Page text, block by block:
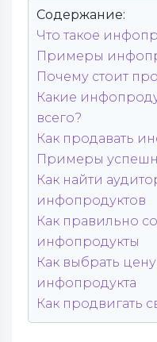
Содержание:
Что такое
Примеры
Почему стоит
Какие
всего?
Как продавать
Примеры
Как найти
инфопродуктов
Как правильно
инфопродукты
Как выбрать
инфопродукта
Как продвигать